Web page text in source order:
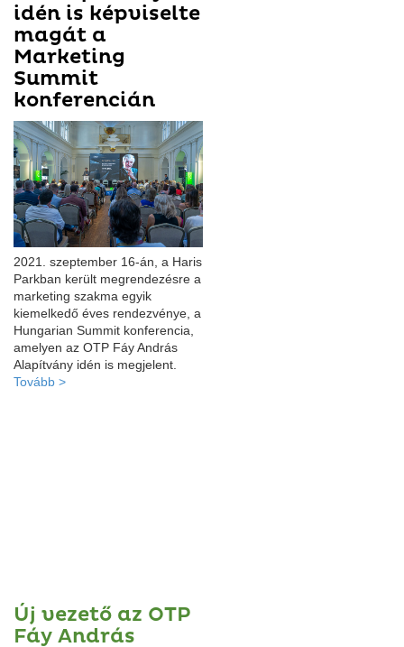
idén is képviselte
magát a
Marketing
Summit
konferencián
2021. szeptember 16-án, a Haris
Parkban került megrendezésre a
marketing szakma egyik
kiemelkedő éves rendezvénye, a
Hungarian Summit konferencia,
amelyen az OTP Fáy András
Alapítvány idén is megjelent.
Tovább >
Új vezető az OTP
Fáy András